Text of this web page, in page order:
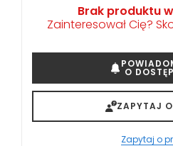
Brak produktu
Zainteresował Cię?
O
ZAPYTAJ O
Zapytaj o